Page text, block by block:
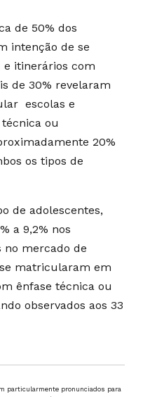
de 50% dos
intenção de se
itinerários com
de 30% revelaram
escolas e
ou
20%
os tipos de
de adolescentes,
a 9,2% nos
no mercado de
matricularam em
ênfase técnica ou
observados aos 33
particularmente pronunciados para